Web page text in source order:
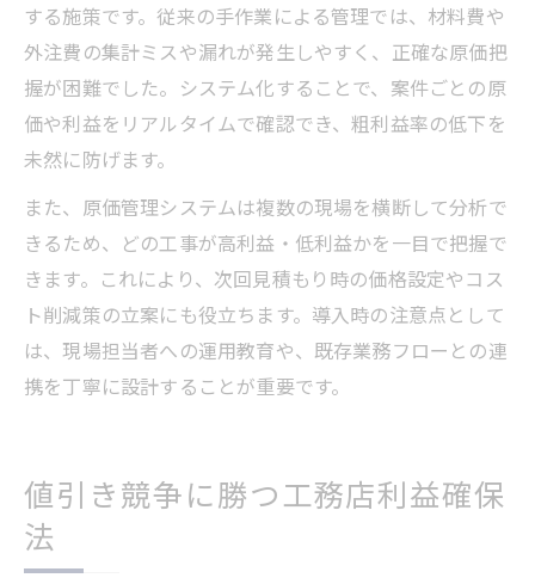
する施策です。従来の手作業による管理では、材料費や
外注費の集計ミスや漏れが発生しやすく、正確な原価把
握が困難でした。システム化することで、案件ごとの原
価や利益をリアルタイムで確認でき、粗利益率の低下を
未然に防げます。
また、原価管理システムは複数の現場を横断して分析で
きるため、どの工事が高利益・低利益かを一目で把握で
きます。これにより、次回見積もり時の価格設定やコス
ト削減策の立案にも役立ちます。導入時の注意点として
は、現場担当者への運用教育や、既存業務フローとの連
携を丁寧に設計することが重要です。
値引き競争に勝つ工務店利益確保
法